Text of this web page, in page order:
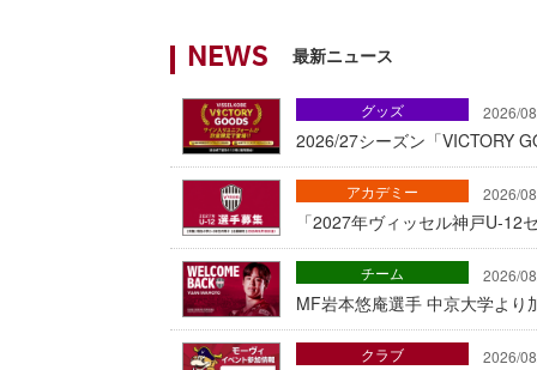
NEWS 最新ニュース
2026/
2026/27シーズン「VICTORY
グッズ
2026/
「2027年ヴィッセル神戸U-12
アカデミー
2026/
MF岩本悠庵選手 中京大学よ
チーム
2026/
クラブ